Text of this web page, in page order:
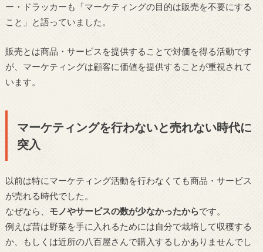
ー・ドラッカーも「マーケティングの目的は販売を不要にする
こと」と語っていました。
販売とは商品・サービスを提供することで対価を得る活動です
が、マーケティングは顧客に価値を提供することが重視されて
います。
マーケティングを行わないと売れない時代に
突入
以前は特にマーケティング活動を行わなくても商品・サービス
が売れる時代でした。
なぜなら、 モノやサービスの数が少なかったからです。
例えば昔は野菜を手に入れるためには自分で栽培して収穫する
か、もしくは近所の八百屋さんで購入するしかありませんでし